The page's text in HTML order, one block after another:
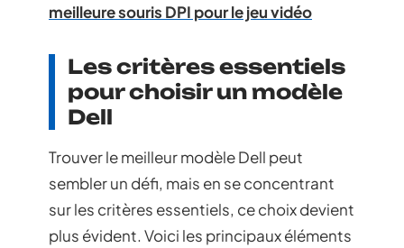
meilleure souris DPI pour le jeu vidéo
Les critères essentiels
pour choisir un modèle
Dell
Trouver le meilleur modèle Dell peut
sembler un défi, mais en se concentrant
sur les critères essentiels, ce choix devient
plus évident. Voici les principaux éléments